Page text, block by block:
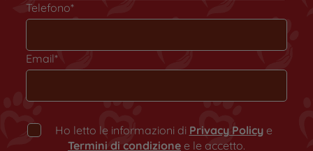
Telefono*
Email*
Ho letto le informazioni di Privacy Policye
Termini di condizione e le accetto.